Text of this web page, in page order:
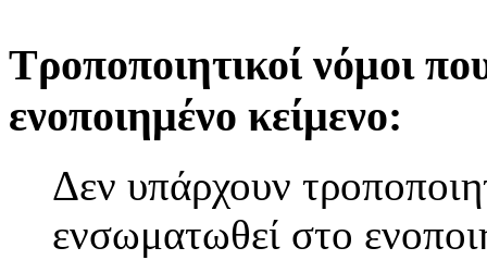
Τροποποιητικοί νόμοι
ενοποιημένο κείμενο:
Δεν υπάρχουν
ενσωματωθεί στο